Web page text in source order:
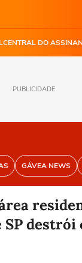
CENTRAL DO
PUBLICIDADE
GÁVEA NEWS
destrói